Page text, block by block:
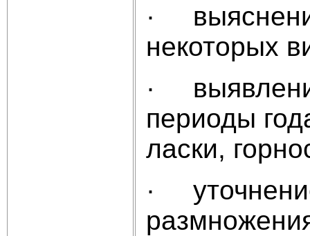
·
некоторых
·
периоды
ласки,
·